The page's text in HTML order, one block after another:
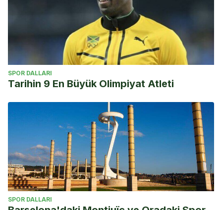
SPOR DALLARI
Tarihin 9 En Büyük Olimpiyat Atleti
SPOR DALLARI